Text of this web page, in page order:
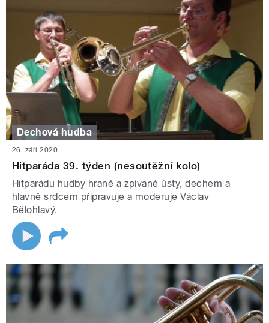
Dechová hudba
26. září 2020
Hitparáda 39. týden (nesoutěžní kolo)
Hitparádu hudby hrané a zpívané ústy, dechem a
hlavně srdcem připravuje a moderuje Václav
Bělohlavý.